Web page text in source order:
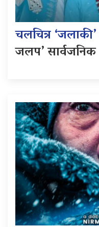
चलचित्र ‘जलाकी’
जलप’ सार्वजनिक